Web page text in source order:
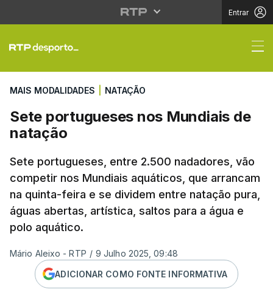
Entrar
Sete portugueses
MAIS MODALIDADES NATAÇÃO
Sete portugueses nos Mundiais de
natação
Sete portugueses, entre 2.500 nadadores, vão
competir nos Mundiais aquáticos, que arrancam
na quinta-feira e se dividem entre natação pura,
águas abertas, artística, saltos para a água e
polo aquático.
Mário Aleixo - RTP / 9 Julho 2025, 09:48
ADICIONAR COMO FONTE INFORMATIVA